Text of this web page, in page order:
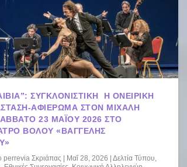
ΣΥΓΚΛΟΝΙΣΤΙΚΉ Η ΟΝΕΙΡΙΚΉ
ΑΦΙΈΡΩΜΑ ΣΤΟΝ ΜΙΧΆΛΗ
23 ΜΑΪ́ΟΥ 2026 ΣΤΟ
ΒΌΛΟΥ «ΒΑΓΓΈΛΗΣ
perrevia Σκριάπας Μαΐ 28, 2026 |Δελτία Τύπου,